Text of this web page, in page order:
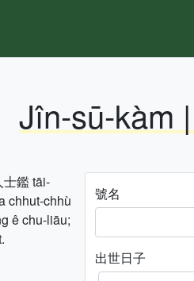
Jîn-sū-kàm
鑑 tāi-
chhut-chhù
ê chu-liāu;
號名
出世日子